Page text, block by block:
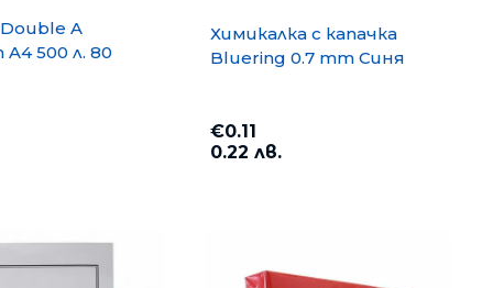
A
500 л. 80
Химикалка с капачка
Bluering 0.7 mm Синя
€0.11
0.22 лв.